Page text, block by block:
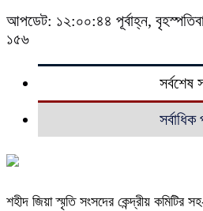
আপডেট: ১২:০০:৪৪ পূর্বাহ্ন,
১৫৬
সর্বশেষ
শহীদ জিয়া স্মৃতি সংসদের কেন্দ্রীয় কমিটির